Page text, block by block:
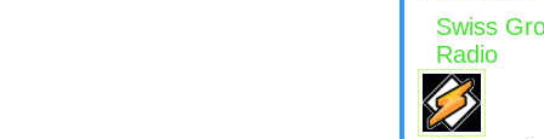
Swiss
Radio